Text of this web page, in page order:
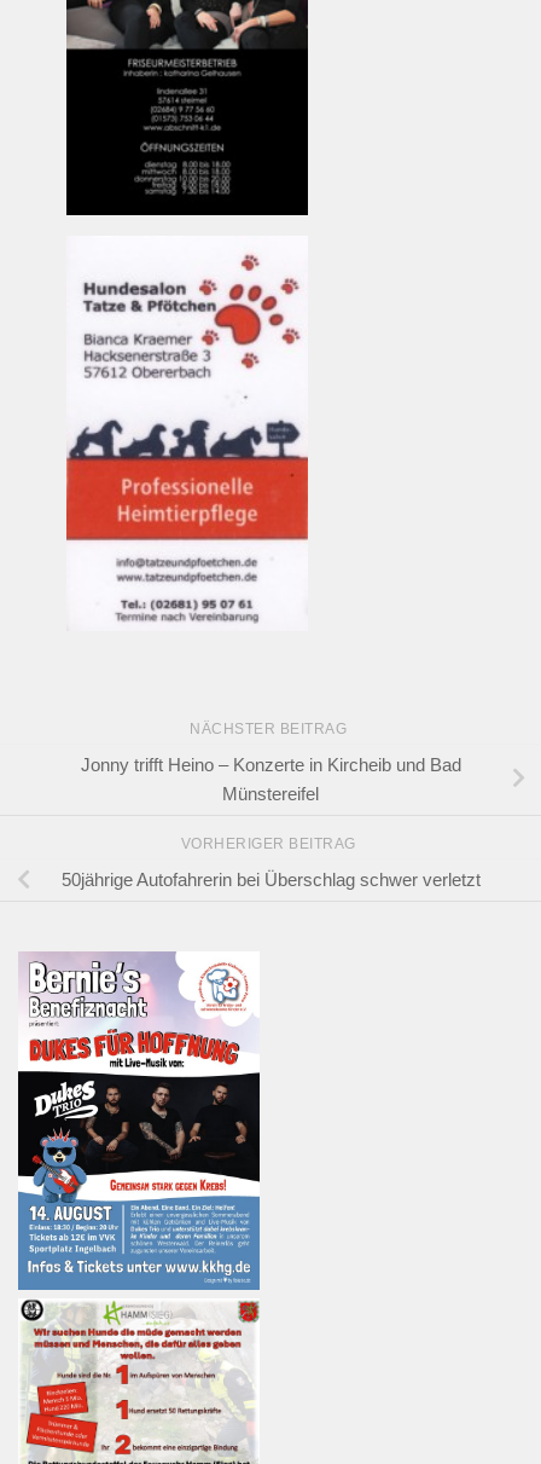
NÄCHSTER BEITRAG
Jonny trifft Heino – Konzerte in Kircheib und Bad
Münstereifel
VORHERIGER BEITRAG
50jährige Autofahrerin bei Überschlag schwer verletzt